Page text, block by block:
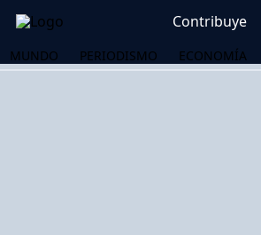
Contribuye
MUNDO PERIODISMO ECONOMÍA